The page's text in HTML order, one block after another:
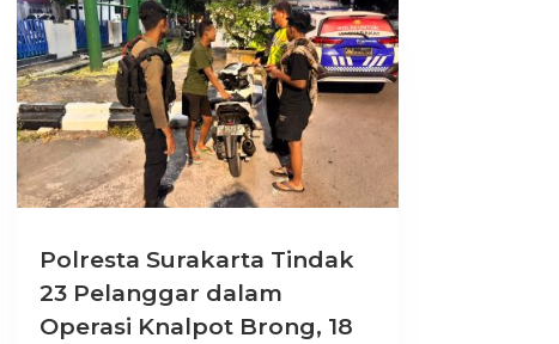
Polresta Surakarta Tindak
23 Pelanggar dalam
Operasi Knalpot Brong, 18